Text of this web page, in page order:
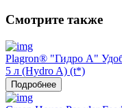
Смотрите также
Plagron® "Гидро А"
5 л (Hydro A) (t*)
Подробнее